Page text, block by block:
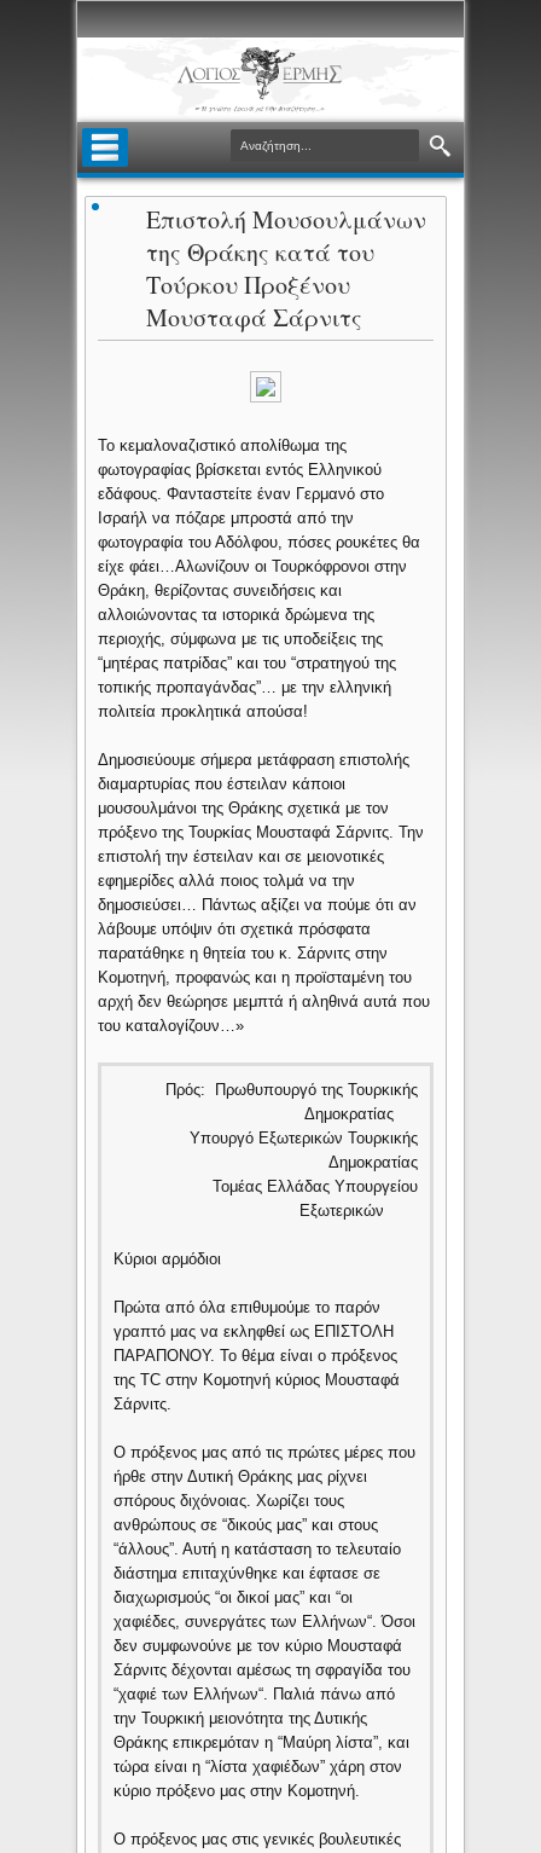
Επιστολή Μουσουλμάνων
της Θράκης κατά του
Τούρκου Προξένου
Μουσταφά Σάρνιτς
Το κεμαλοναζιστικό απολίθωμα της
φωτογραφίας βρίσκεται εντός Ελληνικού
εδάφους. Φανταστείτε έναν Γερμανό στο
Ισραήλ να πόζαρε μπροστά από την
φωτογραφία του Αδόλφου, πόσες ρουκέτες θα
είχε φάει…Αλωνίζουν οι Τουρκόφρονοι στην
Θράκη, θερίζοντας συνειδήσεις και
αλλοιώνοντας τα ιστορικά δρώμενα της
περιοχής, σύμφωνα με τις υποδείξεις της
“μητέρας πατρίδας” και του “στρατηγού της
τοπικής προπαγάνδας”… με την ελληνική
πολιτεία προκλητικά απούσα!
Δημοσιεύουμε σήμερα μετάφραση επιστολής
διαμαρτυρίας που έστειλαν κάποιοι
μουσουλμάνοι της Θράκης σχετικά με τον
πρόξενο της Τουρκίας Μουσταφά Σάρνιτς. Την
επιστολή την έστειλαν και σε μειονοτικές
εφημερίδες αλλά ποιος τολμά να την
δημοσιεύσει… Πάντως αξίζει να πούμε ότι αν
λάβουμε υπόψιν ότι σχετικά πρόσφατα
παρατάθηκε η θητεία του κ. Σάρνιτς στην
Κομοτηνή, προφανώς και η προϊσταμένη του
αρχή δεν θεώρησε μεμπτά ή αληθινά αυτά που
του καταλογίζουν…»
Πρός: Πρωθυπουργό της Τουρκικής
Δημοκρατίας
Υπουργό Εξωτερικών Τουρκικής
Δημοκρατίας
Τομέας Ελλάδας Υπουργείου
Εξωτερικών
Κύριοι αρμόδιοι
Πρώτα από όλα επιθυμούμε το παρόν
γραπτό μας να εκληφθεί ως ΕΠΙΣΤΟΛΗ
ΠΑΡΑΠΟΝΟΥ. Το θέμα είναι ο πρόξενος
της TC στην Κομοτηνή κύριος Μουσταφά
Σάρνιτς.
Ο πρόξενος μας από τις πρώτες μέρες που
ήρθε στην Δυτική Θράκης μας ρίχνει
σπόρους διχόνοιας. Χωρίζει τους
ανθρώπους σε “δικούς μας” και στους
“άλλους”. Αυτή η κατάσταση το τελευταίο
διάστημα επιταχύνθηκε και έφτασε σε
διαχωρισμούς “οι δικοί μας” και “οι
χαφιέδες, συνεργάτες των Ελλήνων“. Όσοι
δεν συμφωνούνε με τον κύριο Μουσταφά
Σάρνιτς δέχονται αμέσως τη σφραγίδα του
“χαφιέ των Ελλήνων“. Παλιά πάνω από
την Τουρκική μειονότητα της Δυτικής
Θράκης επικρεμόταν η “Μαύρη λίστα”, και
τώρα είναι η “λίστα χαφιέδων” χάρη στον
κύριο πρόξενο μας στην Κομοτηνή.
Ο πρόξενος μας στις γενικές βουλευτικές